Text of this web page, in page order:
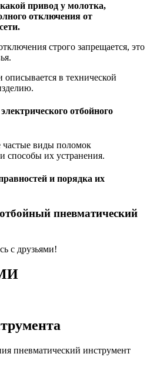
привод у молотка,
отключения от
строго запрещается, это
в технической
отбойного
виды поломок
способы их устранения.
и порядка их
пневматический
с друзьями!
пневматический инструмент